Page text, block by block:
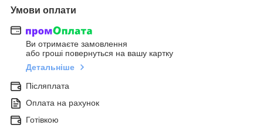
Умови оплати
Ви отримаєте замовлення
або гроші повернуться на вашу картку
Детальніше
Післяплата
Оплата на рахунок
Готівкою